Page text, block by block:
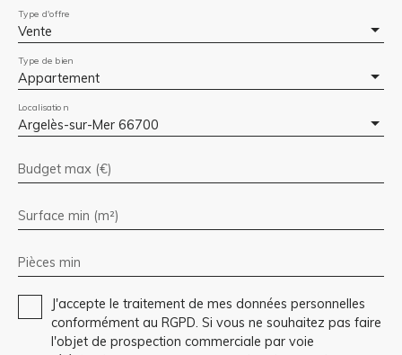
Vente
Type d'offre
Appartement
Type de bien
Argelès-sur-Mer 66700
Localisation
Budget max (€)
Surface min (m²)
Pièces min
J'accepte le traitement de mes données personnelles
conformément au RGPD. Si vous ne souhaitez pas faire
l'objet de prospection commerciale par voie